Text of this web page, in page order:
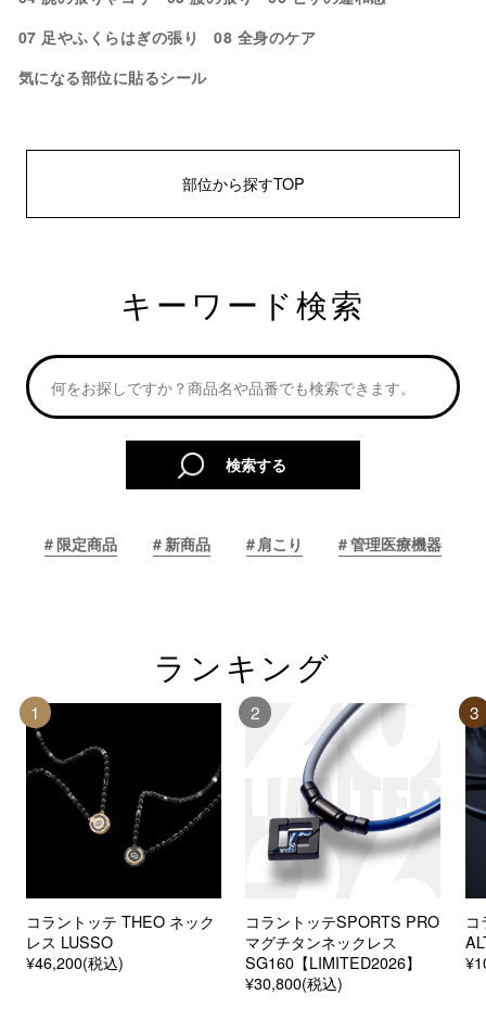
07 足やふくらはぎの張り
08 全身のケア
気になる部位に貼るシール
部位から探すTOP
キーワード検索
限定商品 新商品 肩こり 管理医療機器
ランキング
1
コラントッテ THEO ネック
レス LUSSO
¥46,200(税込)
2
コラントッテSPORTS PRO
マグチタンネックレス
SG160【LIMITED2026】
¥30,800(税込)
3